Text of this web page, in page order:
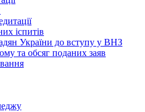
іспитів
України до вступу у ВНЗ
та обсяг поданих заяв